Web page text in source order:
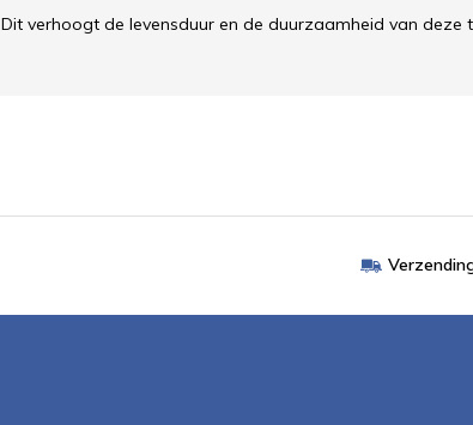
Dit verhoogt de levensduur en de duurzaamheid van deze